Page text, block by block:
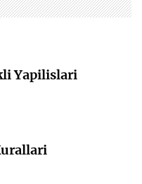
Yapilislari